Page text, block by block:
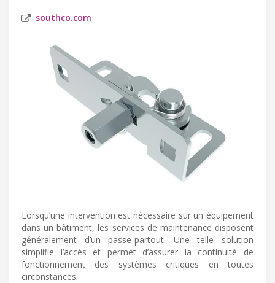
southco.com
Lorsqu’une intervention est nécessaire sur un équipement
dans un bâtiment, les services de maintenance disposent
généralement d’un passe-partout. Une telle solution
simplifie l’accès et permet d’assurer la continuité de
fonctionnement des systèmes critiques en toutes
circonstances.